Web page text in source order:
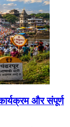
और संपूर्ण